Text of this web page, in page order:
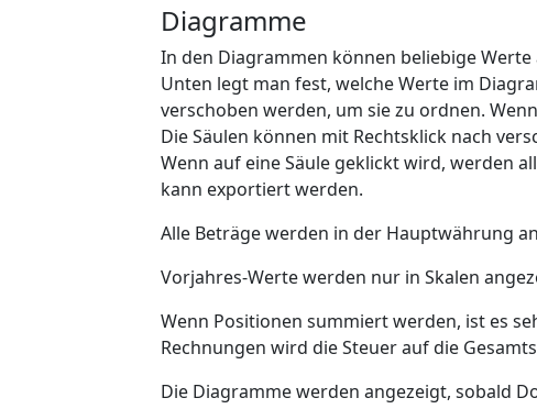
Diagramme
In den Diagrammen können beliebige
Unten legt man fest, welche Werte im
verschoben werden, um sie zu ordnen.
Die Säulen können mit Rechtsklick nach
Wenn auf eine Säule geklickt wird, werden
kann exportiert werden.
Alle Beträge werden in der Hauptwährung
Vorjahres-Werte werden nur in Skalen
Wenn Positionen summiert werden, ist es
Rechnungen wird die Steuer auf die
Die Diagramme werden angezeigt, sobald